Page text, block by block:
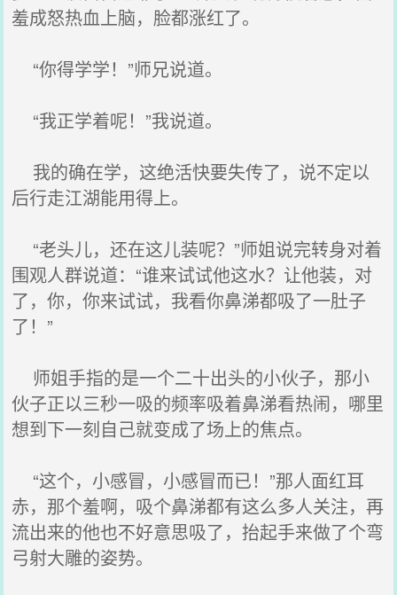
羞成怒热血上脑，脸都涨红了。
“你得学学！”师兄说道。
“我正学着呢！”我说道。
我的确在学，这绝活快要失传了，说不定以
后行走江湖能用得上。
“老头儿，还在这儿装呢？”师姐说完转身对着
围观人群说道：“谁来试试他这水？让他装，对
了，你，你来试试，我看你鼻涕都吸了一肚子
了！”
师姐手指的是一个二十出头的小伙子，那小
伙子正以三秒一吸的频率吸着鼻涕看热闹，哪里
想到下一刻自己就变成了场上的焦点。
“这个，小感冒，小感冒而已！”那人面红耳
赤，那个羞啊，吸个鼻涕都有这么多人关注，再
流出来的他也不好意思吸了，抬起手来做了个弯
弓射大雕的姿势。